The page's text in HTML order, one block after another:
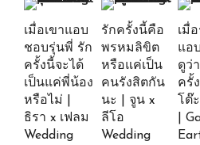
เมื่อเขาแอบ
ชอบรุ่นพี่ รัก
ครั้งนี้จะได้
เป็นแค่พี่น้อง
หรือไม่ |
ธิรา x เฟลม
Wedding
รักครั้งนี้คือ
พรหมลิขิต
หรือแค่เป็น
คนรังสิตกัน
นะ | จูน x
ลีโอ
Wedding
เมื่
แอ
ดูว่
ครั้
โต๊
|